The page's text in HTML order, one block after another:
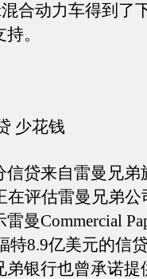
合动力车得到了
。
少花钱
贷来自雷曼兄弟
在评估雷曼兄弟
曼Commercial
特8.9亿美元的信
银行也曾承诺提